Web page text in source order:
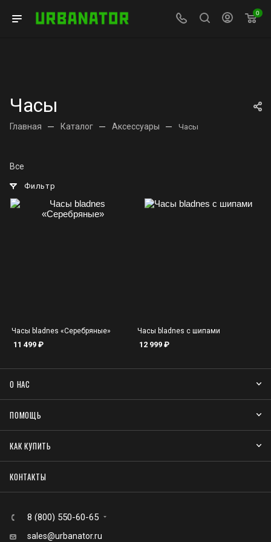
0
Часы
Главная — Каталог — Аксессуары — Часы
Все
Фильтр
Часы bladnes «Серебряные»
11 499 ₽
Часы bladnes с шипами
12 999₽
О НАС
ПОМОЩЬ
КАК КУПИТЬ
КОНТАКТЫ
8 (800) 550-60-65
sales@urbanator.ru